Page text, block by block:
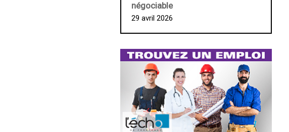
négociable
29 avril 2026